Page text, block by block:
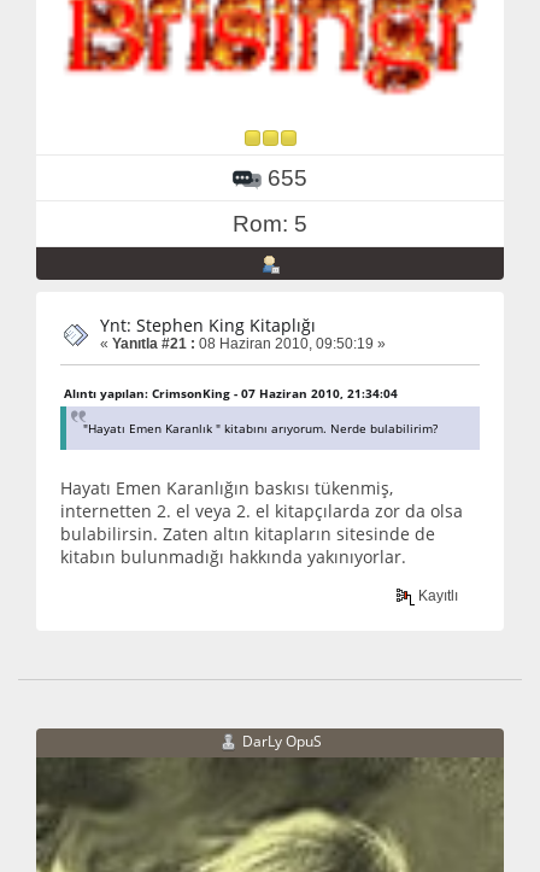
655
Rom: 5
Ynt: Stephen King Kitaplığı
« Yanıtla #21 : 08 Haziran 2010, 09:50:19 »
Alıntı yapılan: CrimsonKing - 07 Haziran 2010, 21:34:04
"Hayatı Emen Karanlık " kitabını arıyorum. Nerde bulabilirim?
Hayatı Emen Karanlığın baskısı tükenmiş,
internetten 2. el veya 2. el kitapçılarda zor da olsa
bulabilirsin. Zaten altın kitapların sitesinde de
kitabın bulunmadığı hakkında yakınıyorlar.
Kayıtlı
DarLy OpuS